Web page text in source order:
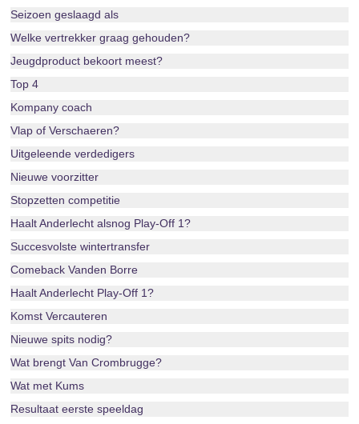
Seizoen geslaagd als
Welke vertrekker graag gehouden?
Jeugdproduct bekoort meest?
Top 4
Kompany coach
Vlap of Verschaeren?
Uitgeleende verdedigers
Nieuwe voorzitter
Stopzetten competitie
Haalt Anderlecht alsnog Play-Off 1?
Succesvolste wintertransfer
Comeback Vanden Borre
Haalt Anderlecht Play-Off 1?
Komst Vercauteren
Nieuwe spits nodig?
Wat brengt Van Crombrugge?
Wat met Kums
Resultaat eerste speeldag